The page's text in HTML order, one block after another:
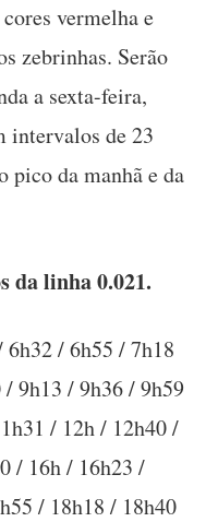
vermelha e
zebrinhas. Serão
a sexta-feira,
intervalos de 23
pico da manhã e da
da linha 0.021.
/ 6h55 / 7h18
9h13 / 9h36 / 9h59
/ 12h / 12h40 /
/ 16h / 16h23 /
/ 18h18 / 18h40